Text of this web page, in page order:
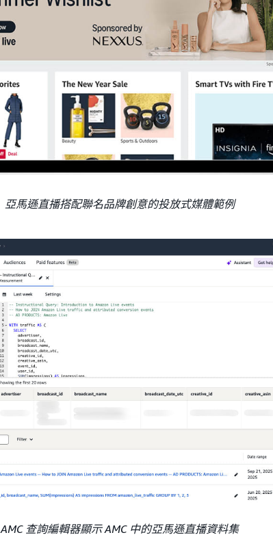
亞馬遜直播搭配聯名品牌創意的投放式媒體範例
AMC 查詢編輯器顯示 AMC 中的亞馬遜直播資料集